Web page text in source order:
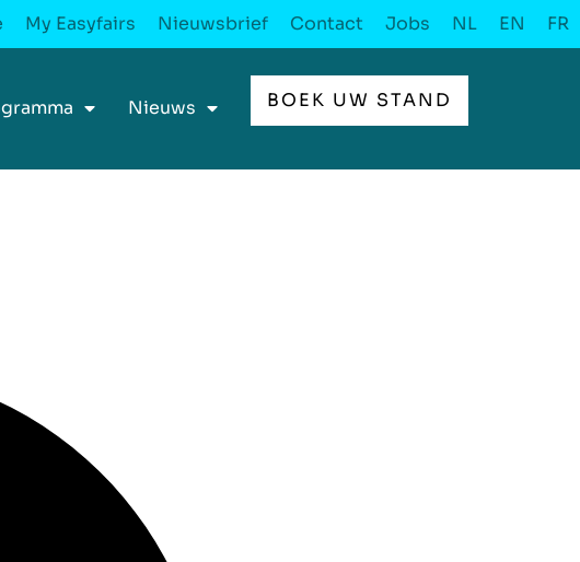
My Easyfairs Nieuwsbrief Contact Jobs NL EN FR
Nieuws BOEK UW STAND